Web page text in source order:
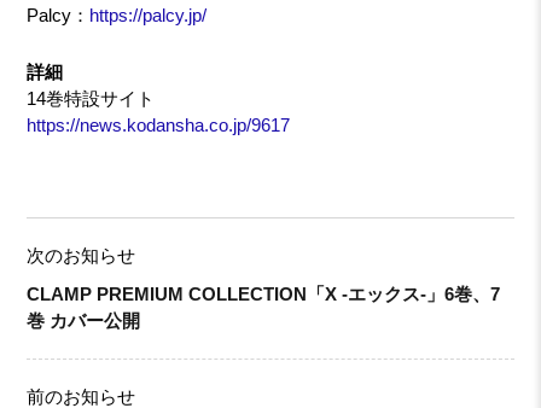
Palcy： https://palcy.jp/
詳細
14巻特設サイト
https://news.kodansha.co.jp/9617
次のお知らせ
CLAMP PREMIUM COLLECTION「X -エックス-」6巻、7
巻 カバー公開
前のお知らせ